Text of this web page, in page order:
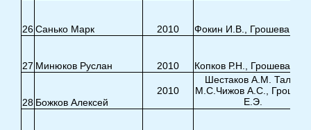
26Санько Марк 2010 Фокин И.В., Грошева Е.Э.
27 Минюков Руслан 2010 Копков Р.Н., Грошева Е.Э.
28 Божков Алексей
2010
Шестаков А.М. Талья
М.С.Чижов А.С., Грошева
Е.Э.